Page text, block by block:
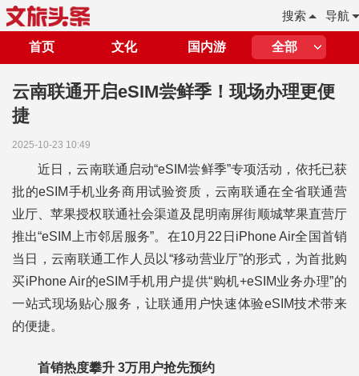
导航
搜索
首页 文化 国内游 全部
云南联通开启eSIM尝鲜季！现场办理更便
捷
2025-10-23 10:49
近日，云南联通启动“eSIM尝鲜季”专项活动，依托已获
批的eSIM手机业务商用试验资质，云南联通在全省联通营
业厅、苹果授权联通社会渠道及昆明南屏街顺城苹果直营厅
推出“eSIM上市邻居服务”。在10月22日iPhone Air全国首销
当日，云南联通工作人员以“移动营业厅”的形式，为首批购
买iPhone Air的eSIM手机用户提供“购机+eSIM业务办理”的
一站式现场贴心服务，让联通用户快速体验eSIM技术带来
的便捷。
首销热度攀升 3万用户抢先预约